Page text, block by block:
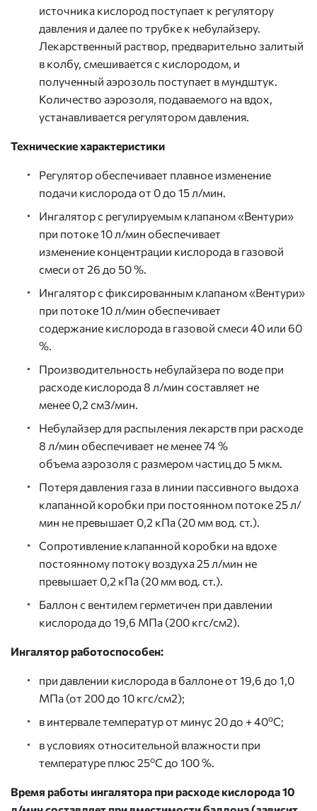
источника кислород поступает к регулятору
давления и далее по трубке к небулайзеру.
Лекарственный раствор, предварительно залитый
в колбу, смешивается с кислородом, и
полученный аэрозоль поступает в мундштук.
Количество аэрозоля, подаваемого на вдох,
устанавливается регулятором давления.
Технические характеристики
Регулятор обеспечивает плавное изменение
подачи кислорода от 0 до 15 л/мин.
Ингалятор с регулируемым клапаном «Вентури»
при потоке 10 л/мин обеспечивает
изменение концентрации кислорода в газовой
смеси от 26 до 50 %.
Ингалятор с фиксированным клапаном «Вентури»
при потоке 10 л/мин обеспечивает
содержание кислорода в газовой смеси 40 или 60
%.
Производительность небулайзера по воде при
расходе кислорода 8 л/мин составляет не
менее 0,2 см3/мин.
Небулайзер для распыления лекарств при расходе
8 л/мин обеспечивает не менее 74 %
объема аэрозоля с размером частиц до 5 мкм.
Потеря давления газа в линии пассивного выдоха
клапанной коробки при постоянном потоке 25 л/
мин не превышает 0,2 кПа (20 мм вод. ст.).
Сопротивление клапанной коробки на вдохе
постоянному потоку воздуха 25 л/мин не
превышает 0,2 кПа (20 мм вод. ст.).
Баллон с вентилем герметичен при давлении
кислорода до 19,6 МПа (200 кгс/см2).
Ингалятор работоспособен:
при давлении кислорода в баллоне от 19,6 до 1,0
МПа (от 200 до 10 кгс/см2);
в интервале температур от минус 20 до + 40oС;
в условиях относительной влажности при
температуре плюс 25oС до 100 %.
Время работы ингалятора при расходе кислорода 10